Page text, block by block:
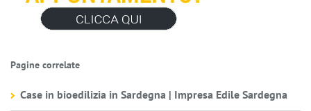
Pagine correlate
Case in bioedilizia in Sardegna | Impresa Edile Sardegna